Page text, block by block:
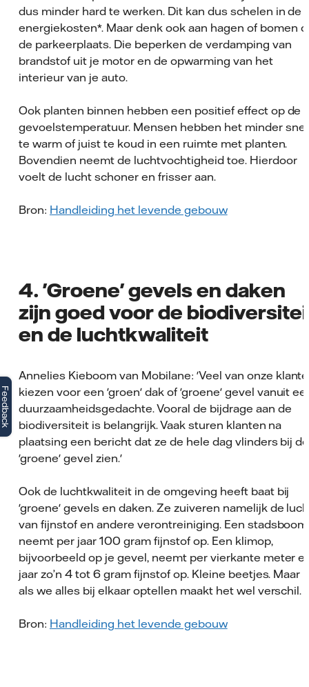
dus minder hard te werken. Dit kan dus schelen in de
energiekosten*. Maar denk ook aan hagen of bomen
de parkeerplaats. Die beperken de verdamping van
brandstof uit je motor en de opwarming van het
interieur van je auto.
Ook planten binnen hebben een positief effect op de
gevoelstemperatuur. Mensen hebben het minder snel
te warm of juist te koud in een ruimte met planten.
Bovendien neemt de luchtvochtigheid toe. Hierdoor
voelt de lucht schoner en frisser aan.
Bron: Handleiding het levende gebouw
4. 'Groene' gevels en daken
zijn goed voor de
en de luchtkwaliteit
Annelies Kieboom van Mobilane: 'Veel van onze
kiezen voor een 'groen' dak of 'groene' gevel vanuit
duurzaamheidsgedachte. Vooral de bijdrage aan de
biodiversiteit is belangrijk. Vaak sturen klanten na
plaatsing een bericht dat ze de hele dag vlinders bij de
'groene' gevel zien.'
Ook de luchtkwaliteit in de omgeving heeft baat bij
'groene' gevels en daken. Ze zuiveren namelijk de
van fijnstof en andere verontreiniging. Een stadsboom
neemt per jaar 100 gram fijnstof op. Een klimop,
bijvoorbeeld op je gevel, neemt per vierkante meter
jaar zo’n 4 tot 6 gram fijnstof op. Kleine beetjes. Maar
als we alles bij elkaar optellen maakt het wel verschil.
Bron: Handleiding het levende gebouw
Feedback